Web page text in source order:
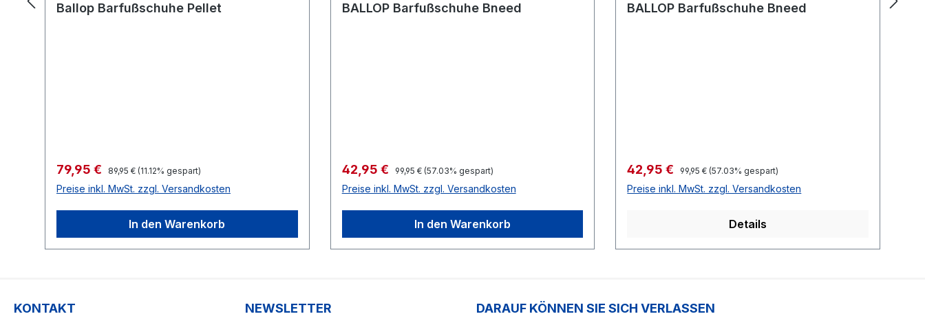
Ballop Barfußschuhe Pellet
Verkaufspreis:
79,95 € Regulärer Preis:
89,95 € (11.12% gespart)
Preise inkl. MwSt. zzgl. Versandkosten
In den Warenkorb
BALLOP Barfußschuhe Bneed
Verkaufspreis:
42,95 € Regulärer Preis:
99,95 € (57.03% gespart)
Preise inkl. MwSt. zzgl. Versandkosten
In den Warenkorb
BALLOP Barfußschuhe Bneed
Verkaufspreis:
42,95 € Regulärer Preis:
99,95 € (57.03% gespart)
Preise inkl. MwSt. zzgl. Versandkosten
Details
KONTAKT NEWSLETTER DARAUF KÖNNEN SIE SICH VERLASSEN